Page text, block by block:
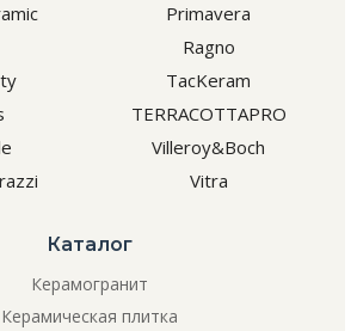
Primavera
Ragno
TacKeram
TERRACOTTAPRO
Villeroy&Boch
Vitra
Каталог
Керамогранит
Керамическая плитка